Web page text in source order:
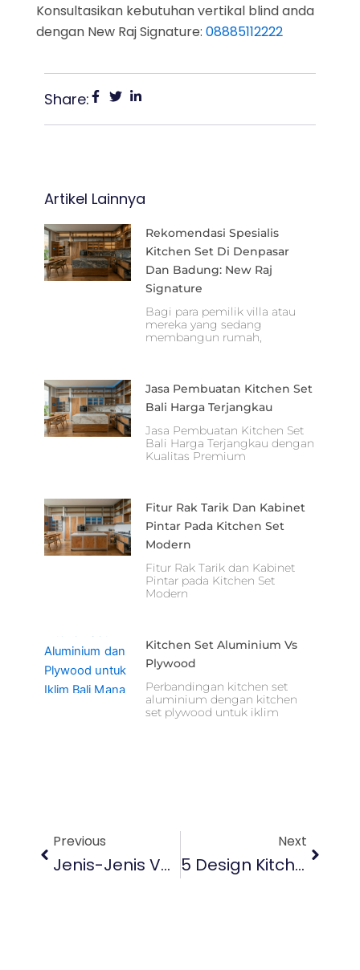
Konsultasikan kebutuhan vertikal blind anda
dengan New Raj Signature: 08885112222
Share:
Artikel Lainnya
Rekomendasi Spesialis
Kitchen Set Di Denpasar
Dan Badung: New Raj
Signature
Bagi para pemilik villa atau
mereka yang sedang
membangun rumah,
Jasa Pembuatan Kitchen Set
Bali Harga Terjangkau
Jasa Pembuatan Kitchen Set
Bali Harga Terjangkau dengan
Kualitas Premium
Fitur Rak Tarik Dan Kabinet
Pintar Pada Kitchen Set
Modern
Fitur Rak Tarik dan Kabinet
Pintar pada Kitchen Set
Modern
Kitchen Set Aluminium Vs
Plywood
Perbandingan kitchen set
aluminium dengan kitchen
set plywood untuk iklim
Previous
Jenis-Jenis Vertical Blind Untuk Mendekorasi Ruangan
Next
5 Design Kitchen Set Yang Harus Kalian Tau